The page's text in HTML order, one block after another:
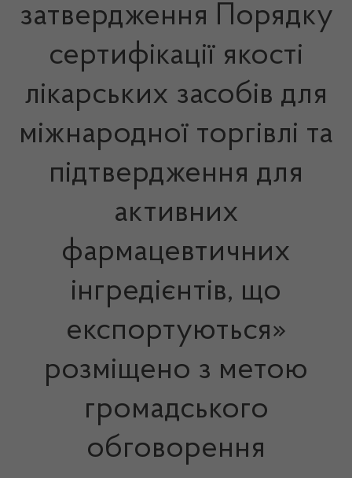
затвердження Порядку
сертифікації якості
лікарських засобів для
міжнародної торгівлі та
підтвердження для
активних
фармацевтичних
інгредієнтів, що
експортуються»
розміщено з метою
громадського
обговорення